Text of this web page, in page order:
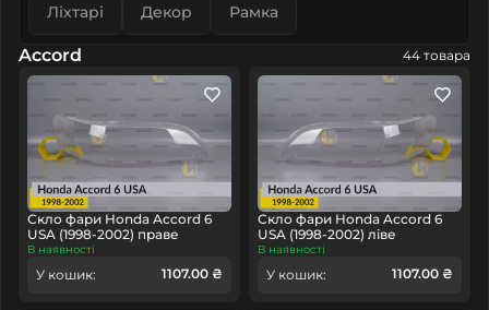
Ліхтарі Декор Рамка
Accord 44 товара
Скло фари Honda Accord 6
USA (1998-2002) праве
В наявності
У кошик: 1107.00 ₴
Скло фари Honda Accord 6
USA (1998-2002) ліве
В наявності
У кошик: 1107.00 ₴